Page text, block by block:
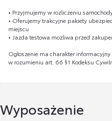
• Przyjmujemy w rozliczeniu
• Oferujemy trakcyjne pakiety
miejscu
• Jazda testowa możliwa przed
Ogłoszenie ma charakter
w rozumieniu art. 66 §1 Kodeksu
Wyposażenie